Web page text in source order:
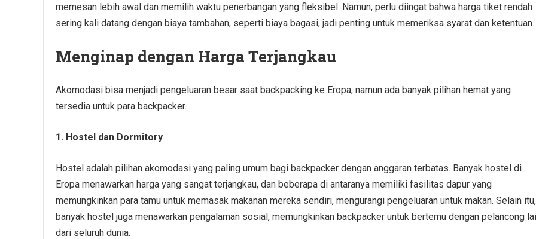
memesan lebih awal dan memilih waktu penerbangan yang fleksibel. Namun, perlu diingat bahwa harga tiket rendah
sering kali datang dengan biaya tambahan, seperti biaya bagasi, jadi penting untuk memeriksa syarat dan ketentuan.
Menginap dengan Harga Terjangkau
Akomodasi bisa menjadi pengeluaran besar saat backpacking ke Eropa, namun ada banyak pilihan hemat yang
tersedia untuk para backpacker.
1. Hostel dan Dormitory
Hostel adalah pilihan akomodasi yang paling umum bagi backpacker dengan anggaran terbatas. Banyak hostel di
Eropa menawarkan harga yang sangat terjangkau, dan beberapa di antaranya memiliki fasilitas dapur yang
memungkinkan para tamu untuk memasak makanan mereka sendiri, mengurangi pengeluaran untuk makan. Selain itu,
banyak hostel juga menawarkan pengalaman sosial, memungkinkan backpacker untuk bertemu dengan pelancong
dari seluruh dunia.